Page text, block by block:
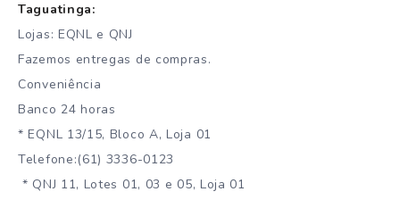
Taguatinga:
Lojas: EQNL e QNJ
Fazemos entregas de compras.
Conveniência
Banco 24 horas
* EQNL 13/15, Bloco A, Loja 01
Telefone:(61) 3336-0123
* QNJ 11, Lotes 01, 03 e 05, Loja 01